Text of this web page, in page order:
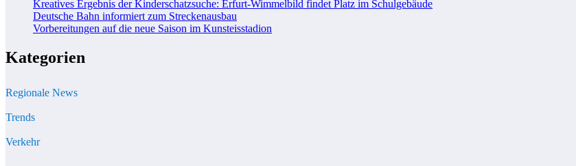
Kreatives Ergebnis der Kinderschatzsuche: Erfurt-Wimmelbild findet Platz im Schulgebäude
Deutsche Bahn informiert zum Streckenausbau
Vorbereitungen auf die neue Saison im Kunsteisstadion
Kategorien
Regionale News
Trends
Verkehr